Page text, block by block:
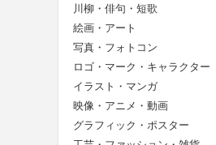
川柳・俳句・短歌
絵画・アート
写真・フォトコン
ロゴ・マーク・キャラクター
イラスト・マンガ
映像・アニメ・動画
グラフィック・ポスター